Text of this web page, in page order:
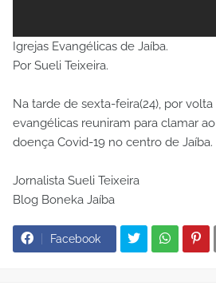
Igrejas Evangélicas de Jaíba.
Por Sueli Teixeira.
Na tarde de sexta-feira(24), por volta
evangélicas reuniram para clamar
doença Covid-19 no centro de Jaíba.
Jornalista Sueli Teixeira
Blog Boneka Jaíba
Facebook